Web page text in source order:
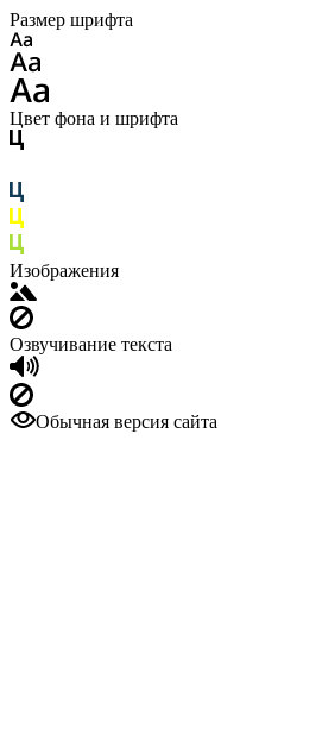
Размер шрифта
Цвет фона и шрифта
Изображения
Озвучивание текста
Обычная версия сайта